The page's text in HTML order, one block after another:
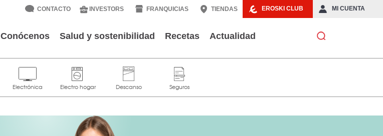
EROSKI CLUB MI CUENTA
CONTACTO INVESTORS FRANQUICIAS TIENDAS
Conócenos Salud y sostenibilidad Recetas Actualidad